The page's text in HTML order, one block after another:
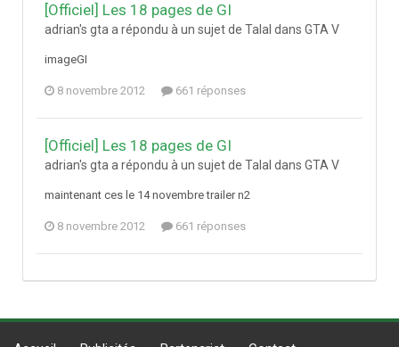
[Officiel] Les 18 pages de GI
adrian's gta a répondu à un sujet de Talal dans GTA V
imageGI
8 novembre 2012 661 réponses
[Officiel] Les 18 pages de GI
adrian's gta a répondu à un sujet de Talal dans GTA V
maintenant ces le 14 novembre trailer n2
8 novembre 2012 661 réponses